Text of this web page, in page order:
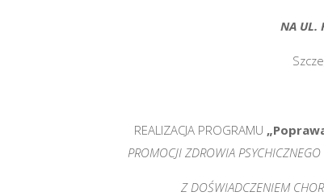
NA UL.
REALIZACJA PROGRAMU „
PROMOCJI ZDROWIA
Z DOŚWIADCZENIEM